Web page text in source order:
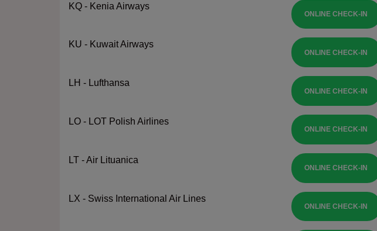
KQ - Kenia Airways
ONLINE CHECK-IN
KU - Kuwait Airways
ONLINE CHECK-IN
LH - Lufthansa
ONLINE CHECK-IN
LO - LOT Polish Airlines
ONLINE CHECK-IN
LT - Air Lituanica
ONLINE CHECK-IN
LX - Swiss International Air Lines
ONLINE CHECK-IN